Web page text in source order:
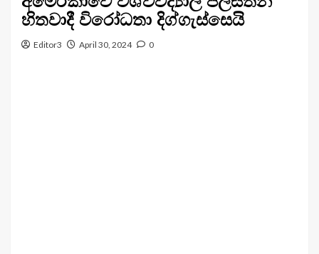
හිතවාදී විරෝධතා දිග්ගැස්සෙයි
Editor3 April 30, 2024 0